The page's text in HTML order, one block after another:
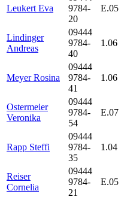
Leukert Eva
9784-
20
E.05
Lindinger
Andreas
09444
9784-
40
1.06
Meyer Rosina
09444
9784-
41
1.06
Ostermeier
Veronika
09444
9784-
54
E.07
Rapp Steffi
09444
9784-
35
1.04
Reiser
Cornelia
09444
9784-
21
E.05